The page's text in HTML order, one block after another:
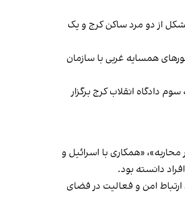
از دو مرد ساکن کرج و یک
همسایه غربی با سازمان
دادگاه انقلاب کرج برگزار
«همکاری با اسرائیل و
دانسته بود.
امن و فعالیت در فضای